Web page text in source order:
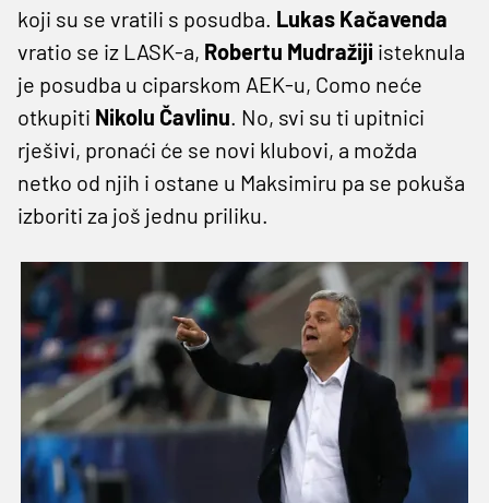
koji su se vratili s posudba. Lukas Kačavenda
vratio se iz LASK-a, Robertu Mudražiji isteknula
je posudba u ciparskom AEK-u, Como neće
otkupiti Nikolu Čavlinu. No, svi su ti upitnici
rješivi, pronaći će se novi klubovi, a možda
netko od njih i ostane u Maksimiru pa se pokuša
izboriti za još jednu priliku.